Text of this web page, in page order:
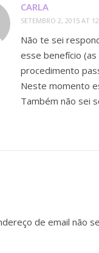
CARLA
SETEMBRO 2, 2015 AT
Não te sei
esse benefício
procedimento
Neste momento
Também não sei
de email não